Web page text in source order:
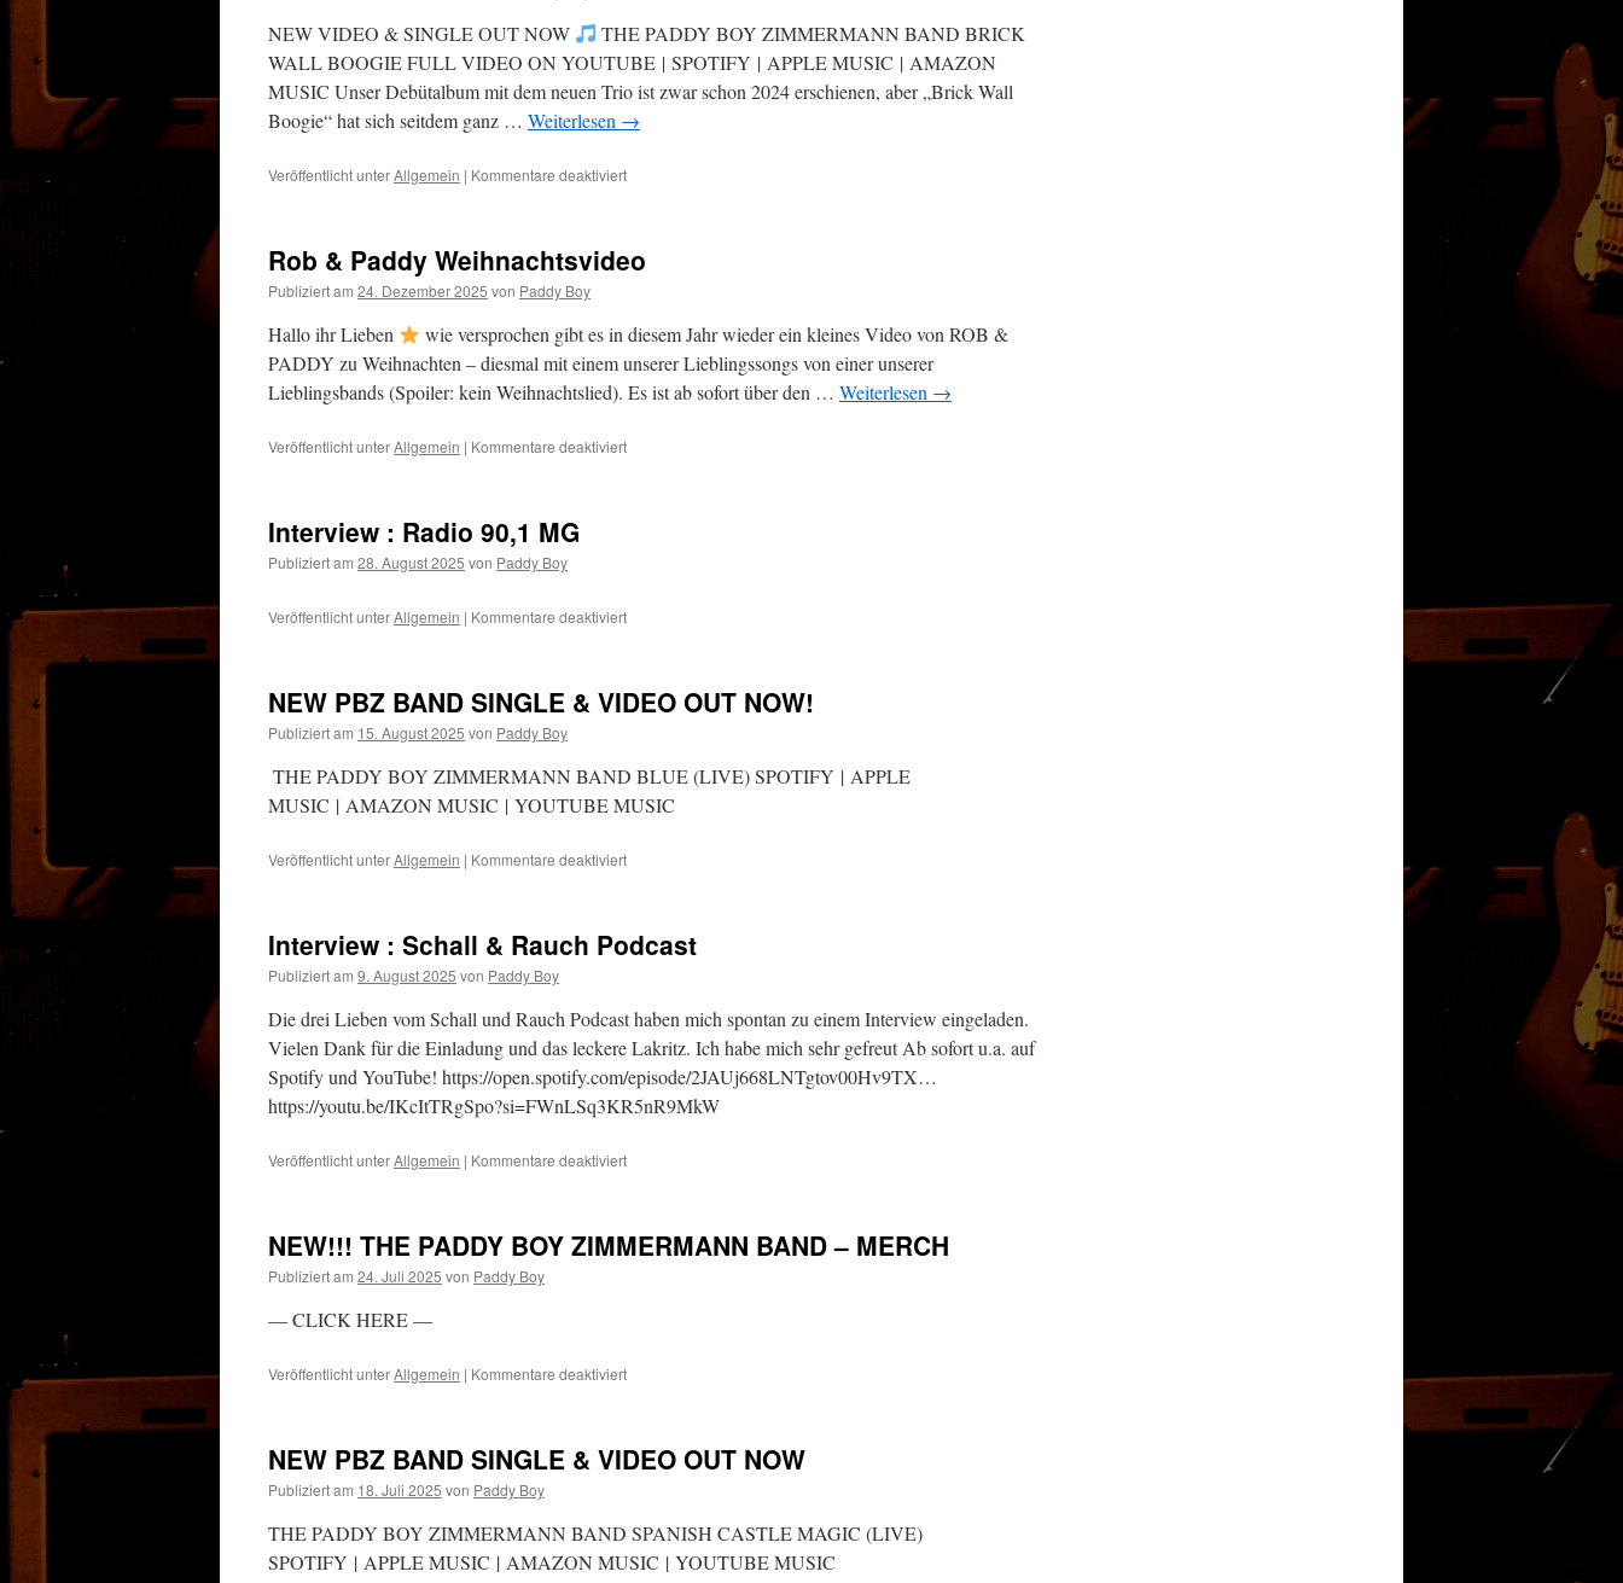
–
SILVESTER
LIVE
ON
NEW VIDEO & SINGLE OUT NOW
THE PADDY BOY ZIMMERMANN BAND BRICK
WALL BOOGIE FULL VIDEO ON YOUTUBE | SPOTIFY | APPLE MUSIC | AMAZON
MUSIC Unser Debütalbum mit dem neuen Trio ist zwar schon 2024 erschienen, aber „Brick Wall
Boogie“ hat sich seitdem ganz … Weiterlesen →
Veröffentlicht unterAllgemein | Kommentare deaktiviert
ZIMMERMANN
BRICK
WALL
BOOGIE
–
Rob & Paddy Weihnachtsvideo
Publiziert am 24. Dezember 2025 von Paddy Boy
Hallo ihr Lieben
wie versprochen gibt es in diesem Jahr wieder ein kleines Video von ROB &
PADDY zu Weihnachten – diesmal mit einem unserer Lieblingssongs von einer unserer
Lieblingsbands (Spoiler: kein Weihnachtslied). Es ist ab sofort über den … Weiterlesen →
Veröffentlicht unterAllgemein | Kommentare deaktiviert
Interview : Radio 90,1 MG
Publiziert am 28. August 2025 von Paddy Boy
Veröffentlicht unterAllgemein | Kommentare deaktiviert
90,1
NEW PBZ BAND SINGLE & VIDEO OUT NOW!
Publiziert am 15. August 2025 von Paddy Boy
THE PADDY BOY ZIMMERMANN BAND BLUE (LIVE) SPOTIFY | APPLE
MUSIC | AMAZON MUSIC | YOUTUBE MUSIC
Veröffentlicht unterAllgemein | Kommentare deaktiviert
SINGLE
OUT
NOW!
Interview : Schall & Rauch Podcast
Publiziert am 9. August 2025 von Paddy Boy
Die drei Lieben vom Schall und Rauch Podcast haben mich spontan zu einem Interview eingeladen.
Vielen Dank für die Einladung und das leckere Lakritz. Ich habe mich sehr gefreut Ab sofort u.a. auf
Spotify und YouTube! https://open.spotify.com/episode/2JAUj668LNTgtov00Hv9TX…
https://youtu.be/IKcItTRgSpo?si=FWnLSq3KR5nR9MkW
Veröffentlicht unterAllgemein | Kommentare deaktiviert
&
NEW!!! THE PADDY BOY ZIMMERMANN BAND – MERCH
Publiziert am 24. Juli 2025 von Paddy Boy
— CLICK HERE —
Veröffentlicht unterAllgemein | Kommentare deaktiviert
BOY
–
MERCH
NEW PBZ BAND SINGLE & VIDEO OUT NOW
Publiziert am 18. Juli 2025 von Paddy Boy
THE PADDY BOY ZIMMERMANN BAND SPANISH CASTLE MAGIC (LIVE)
SPOTIFY | APPLE MUSIC | AMAZON MUSIC | YOUTUBE MUSIC